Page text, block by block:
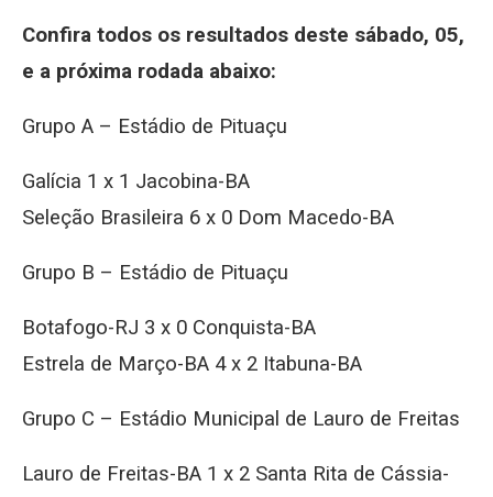
Confira todos os resultados deste sábado, 05,
e a próxima rodada abaixo:
Grupo A – Estádio de Pituaçu
Galícia 1 x 1 Jacobina-BA
Seleção Brasileira 6 x 0 Dom Macedo-BA
Grupo B – Estádio de Pituaçu
Botafogo-RJ 3 x 0 Conquista-BA
Estrela de Março-BA 4 x 2 Itabuna-BA
Grupo C – Estádio Municipal de Lauro de Freitas
Lauro de Freitas-BA 1 x 2 Santa Rita de Cássia-